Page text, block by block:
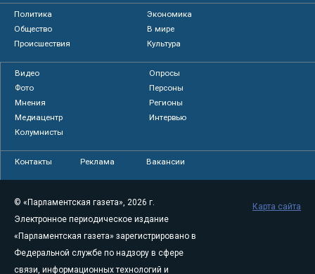
Политика
Экономика
Общество
В мире
Происшествия
Культура
Видео
Опросы
Фото
Персоны
Мнения
Регионы
Медиацентр
Интервью
Колумнисты
Контакты Реклама Вакансии
© «Парламентская газета», 2026 г.
Электронное периодическое издание
«Парламентская газета» зарегистрировано в
Федеральной службе по надзору в сфере
связи, информационных технологий и
Карта сайта